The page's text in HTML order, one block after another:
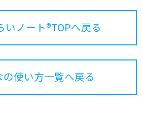
いノート®TOPへ戻る
の使い方一覧へ戻る